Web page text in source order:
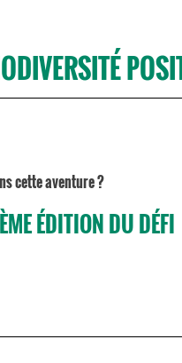
cette aventure ?
ÉDITION DU DÉFI